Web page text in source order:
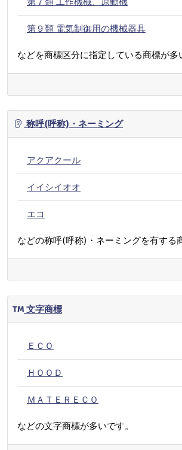
第９類 電気制御用の機械器具
などを商標区分に指定している商標が多
称呼(呼称)・ネーミング
アクアクール
イイシイオオ
エコ
などの称呼(呼称)・ネーミングを有する
文字商標
ＥＣＯ
ＨＯＯＤ
ＭＡＴＥＲＥＣＯ
などの文字商標が多いです。